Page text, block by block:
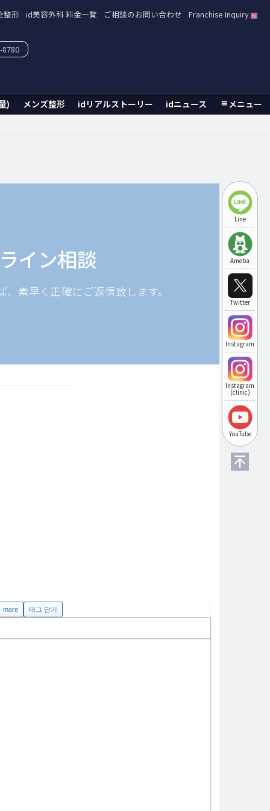
整形 id美容外科 料金一覧 ご相談のお問い合わせ Franchise Inquiry
) メンズ整形 idリアルストーリー idニュース メニュー
8780
Line
Ameba
Twitter
Instagram
Instagram
(clinic)
YouTube
イン相談
素早く正確にご返信致します。